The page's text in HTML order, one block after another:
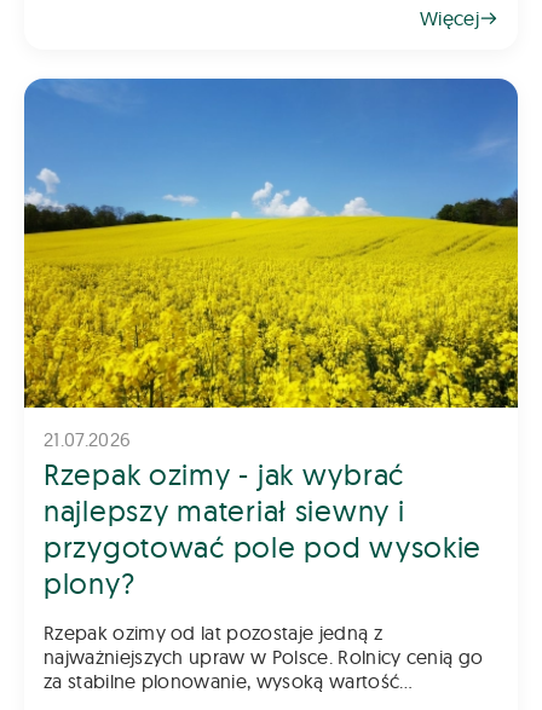
rzepak wymaga już wczesnej ochrony, a w kole
Więcej
21.07.2026
Rzepak ozimy - jak wybrać
najlepszy materiał siewny i
przygotować pole pod wysokie
plony?
Rzepak ozimy od lat pozostaje jedną z
najważniejszych upraw w Polsce. Rolnicy cenią go
za stabilne plonowanie, wysoką wartość